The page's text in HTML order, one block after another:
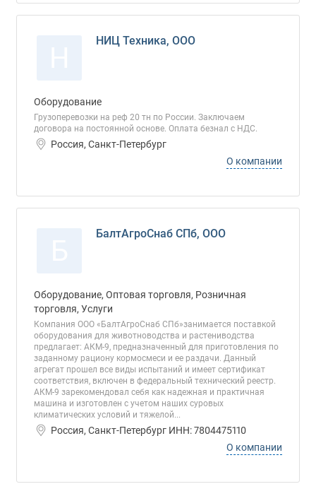
НИЦ Техника, ООО
Оборудование
Грузоперевозки на реф 20 тн по России. Заключаем
договора на постоянной основе. Оплата безнал с НДС.
Россия, Санкт-Петербург
О компании
БалтАгроСнаб СПб, ООО
Оборудование, Оптовая торговля, Розничная
торговля, Услуги
Компания ООО «БалтАгроСнаб СПб»занимается поставкой
оборудования для животноводства и растениводства
предлагает: АКМ-9, предназначенный для приготовления по
заданному рациону кормосмеси и ее раздачи. Данный
агрегат прошел все виды испытаний и имеет сертификат
соответствия, включен в федеральный технический реестр.
АКМ-9 зарекомендовал себя как надежная и практичная
машина и изготовлен с учетом наших суровых
климатических условий и тяжелой...
Россия, Санкт-Петербург ИНН: 7804475110
О компании